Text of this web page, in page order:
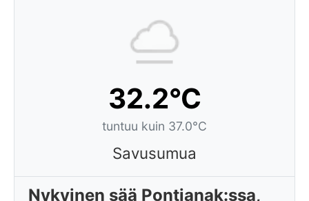
32.2°C
tuntuu kuin 37.0°C
Savusumua
Nykyinen sää Pontianak:ssa,